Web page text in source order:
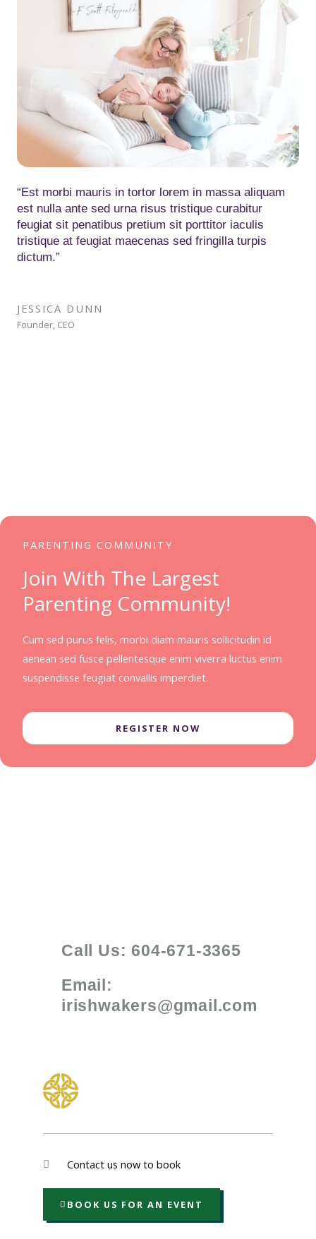
JESSICA DUNN
Founder, CEO
“Est morbi mauris in tortor lorem in massa aliquam
est nulla ante sed urna risus tristique curabitur
feugiat sit penatibus pretium sit porttitor iaculis
tristique at feugiat maecenas sed fringilla turpis
dictum.”
PARENTING COMMUNITY
Join With The Largest
Parenting Community!
Cum sed purus felis, morbi diam mauris sollicitudin id
aenean sed fusce pellentesque enim viverra luctus enim
suspendisse feugiat convallis imperdiet.
REGISTER NOW
Contact us now to book
BOOK US FOR AN EVENT
Call Us: 604-671-3365
Email:
irishwakers@gmail.com